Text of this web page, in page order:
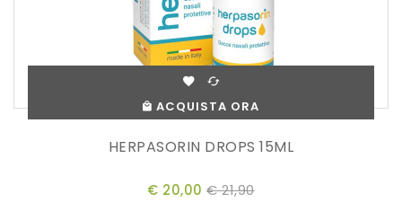
ACQUISTA ORA
HERPASORIN DROPS 15ML
€ 20,00 € 21,90